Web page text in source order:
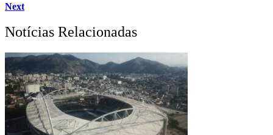
Next
Notícias Relacionadas